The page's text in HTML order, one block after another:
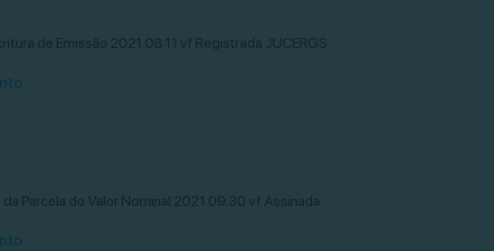
de Emissão 2021.08.11 vf Registrada JUCERGS
Parcela do Valor Nominal 2021.09.30 vf Assinada